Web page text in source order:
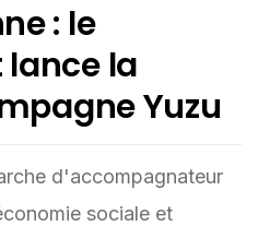
: le
la
Yuzu
d'accompagnateur
sociale et